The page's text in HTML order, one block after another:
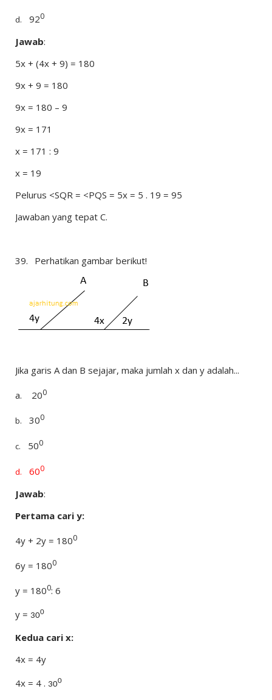
d. 920
Jawab:
5x + (4x + 9) = 180
9x + 9 = 180
9x = 180 – 9
9x = 171
x = 171 : 9
x = 19
Pelurus <SQR = <PQS = 5x = 5 . 19 = 95
Jawaban yang tepat C.
39. Perhatikan gambar berikut!
Jika garis A dan B sejajar, maka jumlah x dan y adalah...
a. 200
b. 300
c. 500
d. 600
Jawab:
Pertama cari y:
4y + 2y = 1800
6y = 1800
y = 1800: 6
y = 300
Kedua cari x:
4x = 4y
4x = 4 . 300